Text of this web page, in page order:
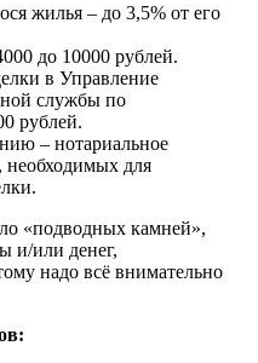
жилья – до 3,5% от его
до 10000 рублей.
в Управление
службы по
рублей.
– нотариальное
необходимых для
«подводных камней»,
и/или денег,
надо всё внимательно